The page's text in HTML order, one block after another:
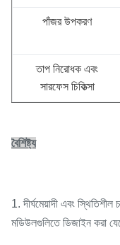
পাঁজর উপকরণ
তাপ নিরোধক এবং
সারফেস চিকিত্সা
বৈশিষ্ট্য
1. দীর্ঘমেয়াদী এবং
মডিউলগুলিতে ডিজাইন করা